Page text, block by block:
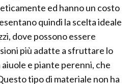
ed hanno un costo
quindi la scelta ideale
dove possono essere
più adatte a sfruttare lo
aiuole e piante perenni, che
tipo di materiale non ha